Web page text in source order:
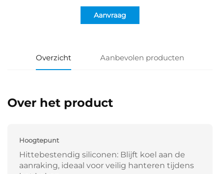
Aanvraag
Overzicht Aanbevolen producten
Over het product
Hoogtepunt
Hittebestendig siliconen: Blijft koel aan de
aanraking, ideaal voor veilig hanteren tijdens